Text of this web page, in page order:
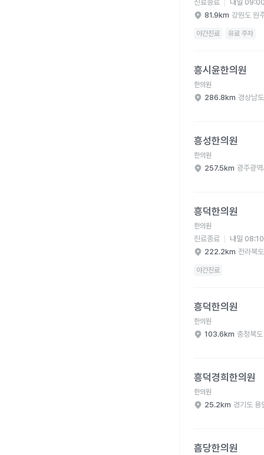
진료종료
내일
81.9km 강원도 원
야간진료 유료 주차
흥시윤한의원
한의원
286.8km 경상남
흥성한의원
한의원
257.5km 광주광
흥덕한의원
한의원
진료종료
내일
222.2km 전라북
야간진료
흥덕한의원
한의원
103.6km 충청북
흥덕경희한의원
한의원
25.2km 경기도 용
흠당한의원